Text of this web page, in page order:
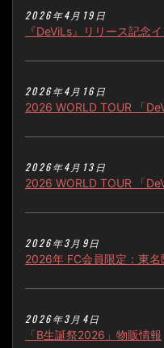
2026年4月19日
『DeViLs』リリース記念
2026年4月16日
2026 WORLD TOUR 「
2026年4月13日
2026 WORLD TOUR 「
2026年3月9日
2026年 FC会員限定：東
2026年3月4日
「B生誕祭2026」物販情報